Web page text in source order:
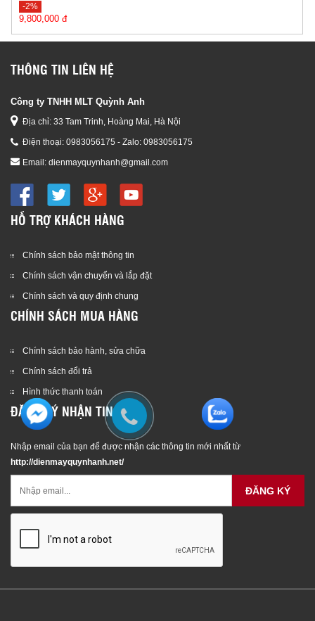
-2%
9,800,000 đ
10,000,000 đ
THÔNG TIN LIÊN HỆ
Công ty TNHH MLT Quỳnh Anh
Địa chỉ: 33 Tam Trinh, Hoàng Mai, Hà Nội
Điện thoại: 0983056175 - Zalo: 0983056175
Email: dienmayquynhanh@gmail.com
HỖ TRỢ KHÁCH HÀNG
Chính sách bảo mật thông tin
Chính sách vận chuyển và lắp đặt
Chính sách và quy định chung
CHÍNH SÁCH MUA HÀNG
Chính sách bảo hành, sửa chữa
Chính sách đổi trả
Hình thức thanh toán
ĐĂNG KÝ NHẬN TIN
Nhập email của bạn để được nhận các thông tin mới nhất từ
http://dienmayquynhanh.net/
ĐĂNG KÝ